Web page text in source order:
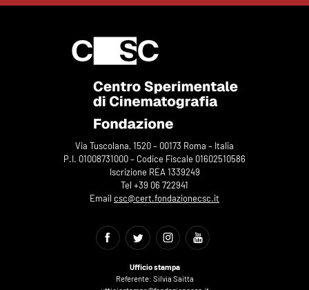
Via Tuscolana, 1520 – 00173 Roma – Italia
P.I. 01008731000 – Codice Fiscale 01602510586
Iscrizione REA 1339249
Tel +39 06 722941
Email csc@cert.fondazionecsc.it
Ufficio stampa
Referente: Silvia Saitta